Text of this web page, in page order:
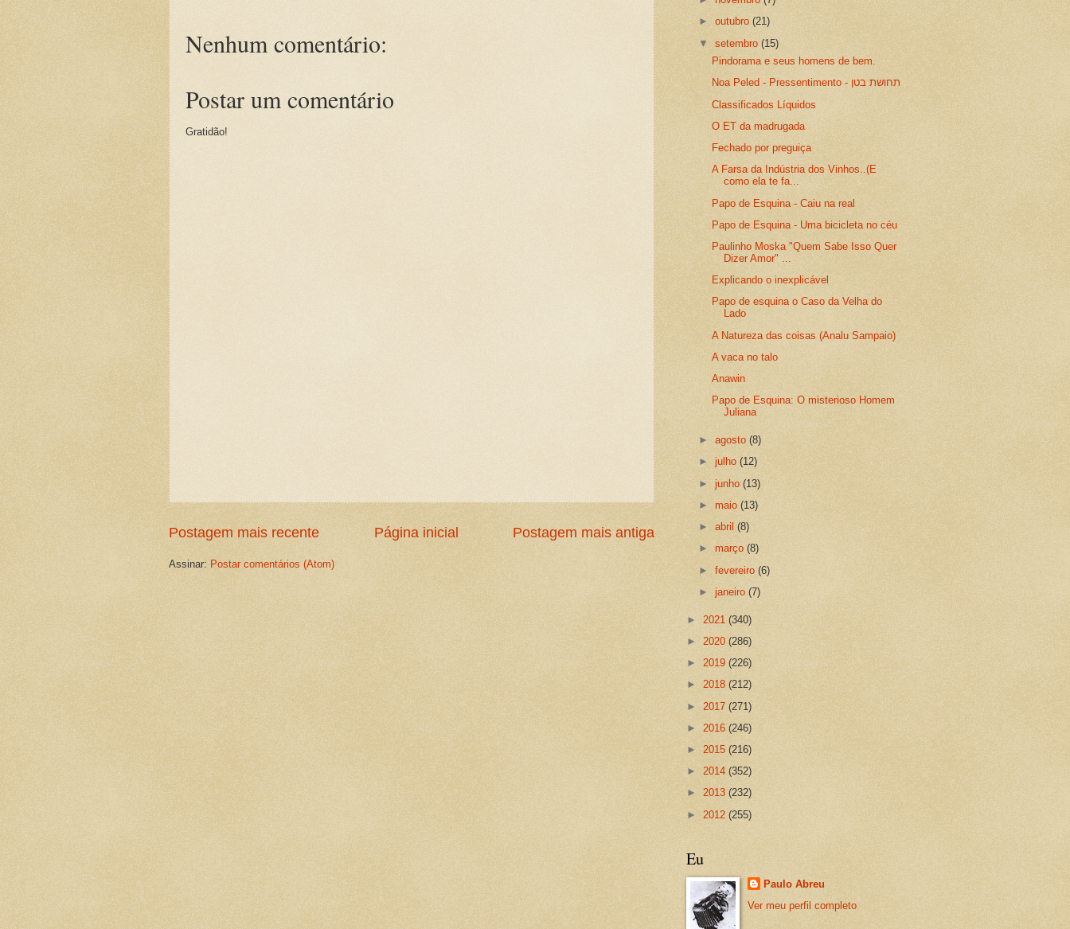
Nenhum comentário:
Postar um comentário
Gratidão!
Postagem mais recente Postagem mais antiga
Página inicial
Assinar: Postar comentários (Atom)
►outubro(21)
▼setembro(15)
Pindorama e seus homens de bem.
Noa Peled - Pressentimento - תחושת בטן
Classificados Líquidos
O ET da madrugada
Fechado por preguiça
A Farsa da Indústria dos Vinhos..(E
como ela te fa...
Papo de Esquina - Caiu na real
Papo de Esquina - Uma bicicleta no céu
Paulinho Moska "Quem Sabe Isso Quer
Dizer Amor" ...
Explicando o inexplicável
Papo de esquina o Caso da Velha do
Lado
A Natureza das coisas (Analu Sampaio)
A vaca no talo
Anawin
Papo de Esquina: O misterioso Homem
Juliana
►agosto(8)
►julho(12)
►junho(13)
► maio(13)
►abril(8)
►março(8)
►fevereiro(6)
►janeiro(7)
► 2021 (340)
► 2020 (286)
► 2019 (226)
► 2018 (212)
► 2017 (271)
► 2016 (246)
► 2015 (216)
► 2014 (352)
► 2013 (232)
► 2012 (255)
Eu
Paulo Abreu
Ver meu perfil completo